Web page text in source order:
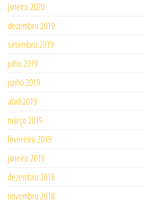
janeiro 2020
dezembro 2019
setembro 2019
julho 2019
junho 2019
abril 2019
março 2019
fevereiro 2019
janeiro 2019
dezembro 2018
novembro 2018